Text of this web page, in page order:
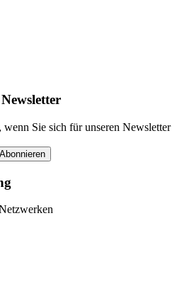
Sie sich für unseren Newsletter
Abonnieren